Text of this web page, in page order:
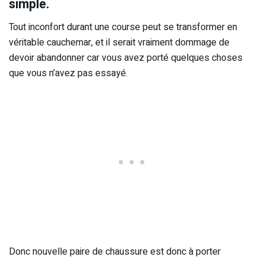
simple.
Tout inconfort durant une course peut se transformer en
véritable cauchemar, et il serait vraiment dommage de
devoir abandonner car vous avez porté quelques choses
que vous n’avez pas essayé.
Donc nouvelle paire de chaussure est donc à porter